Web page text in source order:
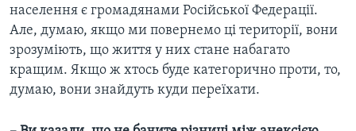
населення є громадянами Російської Федерації.
Але, думаю, якщо ми повернемо ці території, вони
зрозуміють, що життя у них стане набагато
кращим. Якщо ж хтось буде категорично проти, то,
думаю, вони знайдуть куди переїхати.